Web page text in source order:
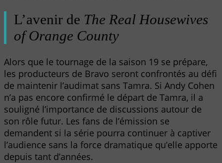
L’avenir de The Real Housewives
of Orange County
Alors que le tournage de la saison 19 se prépare,
les producteurs de Bravo seront confrontés au défi
de maintenir l’audimat sans Tamra. Si Andy Cohen
n’a pas encore confirmé le départ de Tamra, il a
souligné l’importance de discussions autour de
son rôle futur. Les fans de l’émission se
demandent si la série pourra continuer à captiver
l’audience sans la force dramatique qu’elle apporte
depuis tant d’années.